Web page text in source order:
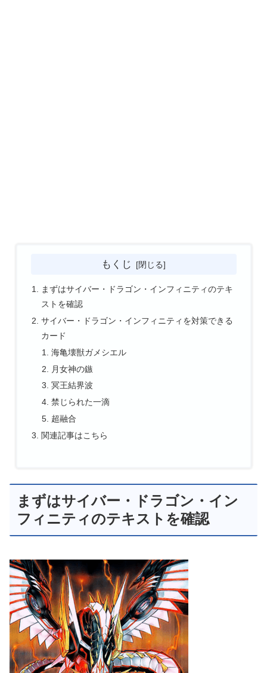
もくじ
まずはサイバー・ドラゴン・インフィニティのテキ
ストを確認
サイバー・ドラゴン・インフィニティを対策できる
カード
海亀壊獣ガメシエル
月女神の鏃
冥王結界波
禁じられた一滴
超融合
関連記事はこちら
まずはサイバー・ドラゴン・イン
フィニティのテキストを確認